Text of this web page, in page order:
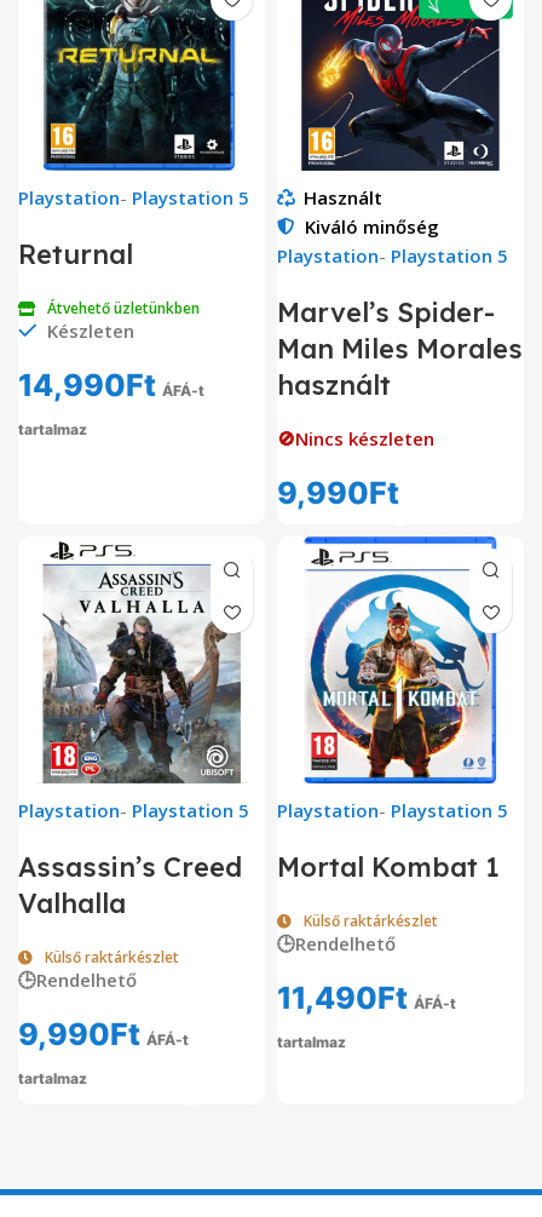
Playstation- Playstation 5
Returnal
Átvehető üzletünkben
Készleten
14,990Ft ÁFÁ-t
tartalmaz
Használt
Kiváló minőség
Playstation- Playstation 5
Marvel’s Spider-
Man Miles Morales
használt
🚫Nincs készleten
9,990Ft
Playstation- Playstation 5
Assassin’s Creed
Valhalla
Külső raktárkészlet
🕒Rendelhető
9,990Ft ÁFÁ-t
tartalmaz
Playstation- Playstation 5
Mortal Kombat 1
Külső raktárkészlet
🕒Rendelhető
11,490Ft ÁFÁ-t
tartalmaz